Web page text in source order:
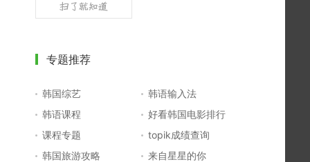
专题推荐
韩国综艺
韩语输入法
韩语课程
好看韩国电影排行
课程专题
topik成绩查询
韩国旅游攻略
来自星星的你